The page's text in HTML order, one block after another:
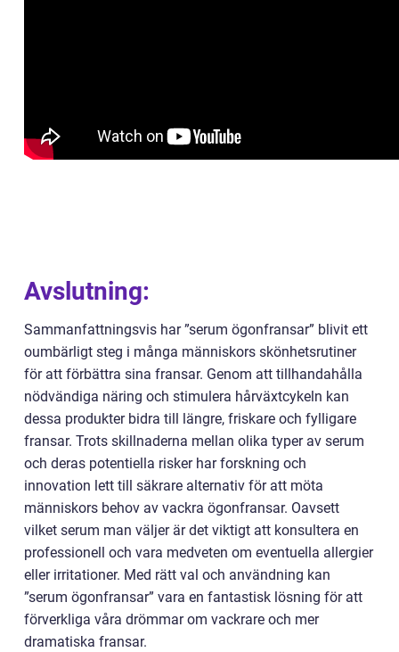
Avslutning:
Sammanfattningsvis har ”serum ögonfransar” blivit ett
oumbärligt steg i många människors skönhetsrutiner
för att förbättra sina fransar. Genom att tillhandahålla
nödvändiga näring och stimulera hårväxtcykeln kan
dessa produkter bidra till längre, friskare och fylligare
fransar. Trots skillnaderna mellan olika typer av serum
och deras potentiella risker har forskning och
innovation lett till säkrare alternativ för att möta
människors behov av vackra ögonfransar. Oavsett
vilket serum man väljer är det viktigt att konsultera en
professionell och vara medveten om eventuella allergier
eller irritationer. Med rätt val och användning kan
”serum ögonfransar” vara en fantastisk lösning för att
förverkliga våra drömmar om vackrare och mer
dramatiska fransar.